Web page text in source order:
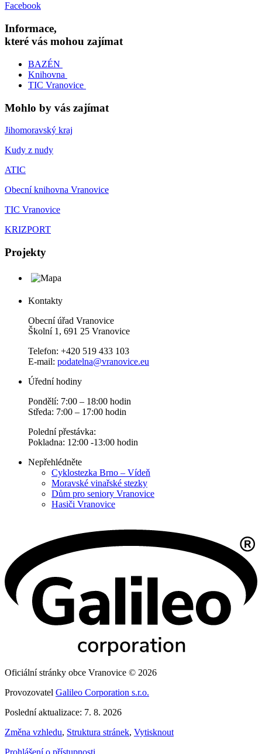
Facebook
Informace,
které vás mohou zajímat
BAZÉN
Knihovna
TIC Vranovice
Mohlo by vás zajímat
Jihomoravský kraj
Kudy z nudy
ATIC
Obecní knihovna Vranovice
TIC Vranovice
KRIZPORT
Projekty
Kontakty
Obecní úřad Vranovice
Školní 1, 691 25 Vranovice
Telefon: +420 519 433 103
E-mail: podatelna@vranovice.eu
Úřední hodiny
Pondělí: 7:00 – 18:00 hodin
Středa: 7:00 – 17:00 hodin
Polední přestávka:
Pokladna: 12:00 -13:00 hodin
Nepřehlédněte
Cyklostezka Brno – Vídeň
Moravské vinařské stezky
Dům pro seniory Vranovice
Hasiči Vranovice
Oficiální stránky obce Vranovice © 2026
Provozovatel Galileo Corporation s.r.o.
Poslední aktualizace: 7. 8. 2026
Změna vzhledu, Struktura stránek, Vytisknout
Prohlášení o přístupnosti